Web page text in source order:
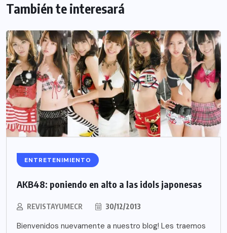
También te interesará
ENTRETENIMIENTO
AKB48: poniendo en alto a las idols japonesas
REVISTAYUMECR 30/12/2013
Bienvenidos nuevamente a nuestro blog! Les traemos